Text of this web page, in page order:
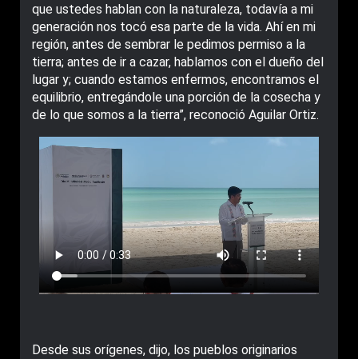
que ustedes hablan con la naturaleza, todavía a mi
generación nos tocó esa parte de la vida. Ahí en mi
región, antes de sembrar le pedimos permiso a la
tierra; antes de ir a cazar, hablamos con el dueño del
lugar y; cuando estamos enfermos, encontramos el
equilibrio, entregándole una porción de la cosecha y
de lo que somos a la tierra”, reconoció Aguilar Ortiz.
Desde sus orígenes, dijo, los pueblos originarios